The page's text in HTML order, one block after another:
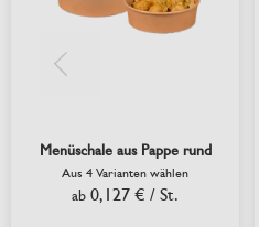
Menüschale aus Pappe rund
Aus 4 Varianten wählen
ab 0,127 € / St.